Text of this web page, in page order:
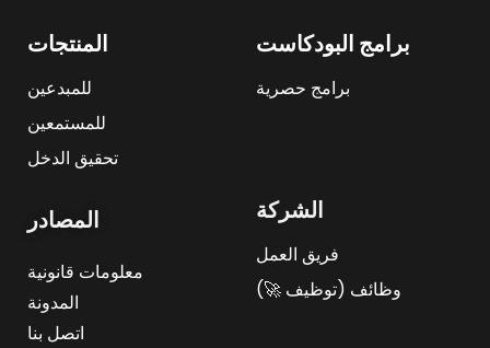
المنتجات
للمبدعين
للمستمعين
تحقيق الدخل
برامج البودكاست
برامج حصرية
المصادر
معلومات قانونية
المدونة
اتصل بنا
الشركة
فريق العمل
وظائف (توظيف 🚀)